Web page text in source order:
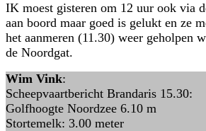
IK moest gisteren om 12 uur ook via
aan boord maar goed is gelukt en ze
het aanmeren (11.30) weer geholpen
de Noordgat.
Wim Vink:
Scheepvaartbericht Brandaris 15.30:
Golfhoogte Noordzee 6.10 m
Stortemelk: 3.00 meter